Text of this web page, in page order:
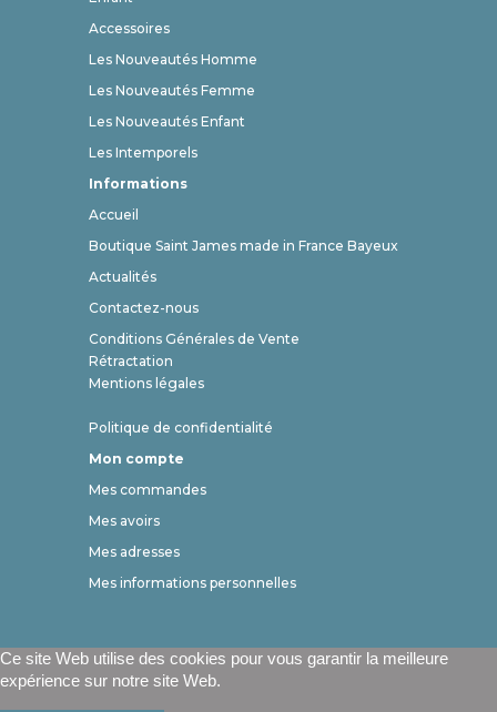
Accessoires
Les Nouveautés Homme
Les Nouveautés Femme
Les Nouveautés Enfant
Les Intemporels
Informations
Accueil
Boutique Saint James made in France Bayeux
Actualités
Contactez-nous
Conditions Générales de Vente
Rétractation
Mentions légales
Politique de confidentialité
Mon compte
Mes commandes
Mes avoirs
Mes adresses
Mes informations personnelles
Ce site Web utilise des cookies pour vous garantir la meilleure
expérience sur notre site Web.